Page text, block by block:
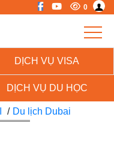
0
DỊCH VỤ VISA
DỊCH VỤ DU HỌC
/ Du lịch Dubai